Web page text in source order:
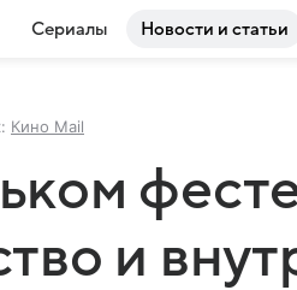
Сериалы Новости и статьи
Кино Mail
и